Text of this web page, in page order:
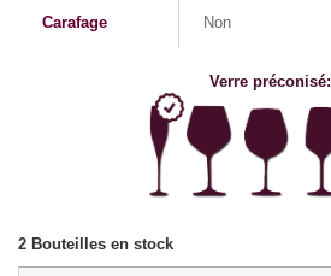
Carafage Non
Verre préconisé:
2 Bouteilles en stock